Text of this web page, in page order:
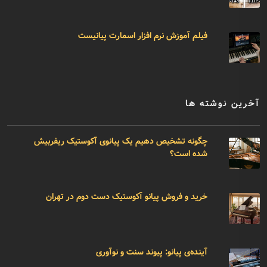
فیلم آموزش نرم افزار اسمارت پیانیست
آخرین نوشته ها
چگونه تشخیص دهیم یک پیانوی آکوستیک ریفربیش
شده است؟
خرید و فروش پیانو آکوستیک دست دوم در تهران
آینده‌ی پیانو: پیوند سنت و نوآوری